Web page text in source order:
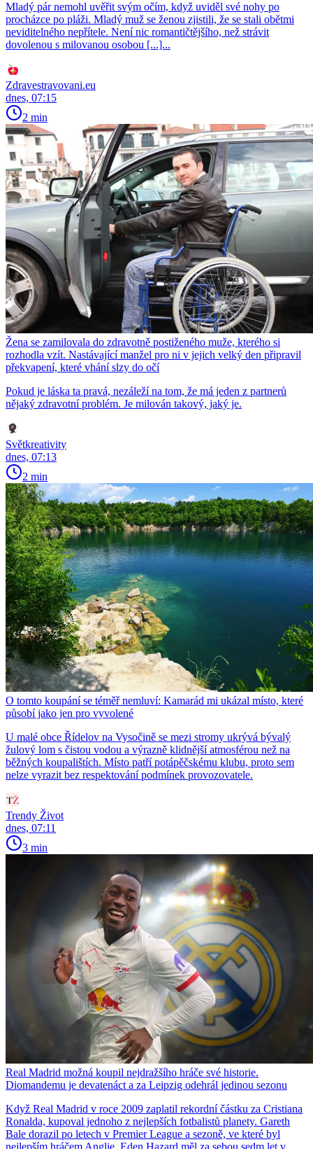
Mladý pár nemohl uvěřit svým očím, když uviděl své nohy po
procházce po pláži. Mladý muž se ženou zjistili, že se stali obětmi
neviditelného nepřítele. Není nic romantičtějšího, než strávit
dovolenou s milovanou osobou [...]...
Zdravestravovani.eu
dnes, 07:15
2 min
Žena se zamilovala do zdravotně postiženého muže, kterého si
rozhodla vzít. Nastávající manžel pro ni v jejich velký den připravil
překvapení, které vhání slzy do očí
Pokud je láska ta pravá, nezáleží na tom, že má jeden z partnerů
nějaký zdravotní problém. Je milován takový, jaký je.
Světkreativity
dnes, 07:13
2 min
O tomto koupání se téměř nemluví: Kamarád mi ukázal místo, které
působí jako jen pro vyvolené
U malé obce Řídelov na Vysočině se mezi stromy ukrývá bývalý
žulový lom s čistou vodou a výrazně klidnější atmosférou než na
běžných koupalištích. Místo patří potápěčskému klubu, proto sem
nelze vyrazit bez respektování podmínek provozovatele.
Trendy Život
dnes, 07:11
3 min
Real Madrid možná koupil nejdražšího hráče své historie.
Diomandemu je devatenáct a za Leipzig odehrál jedinou sezonu
Když Real Madrid v roce 2009 zaplatil rekordní částku za Cristiana
Ronalda, kupoval jednoho z nejlepších fotbalistů planety. Gareth
Bale dorazil po letech v Premier League a sezoně, ve které byl